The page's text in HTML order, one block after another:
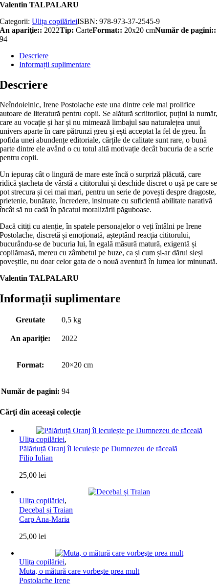
Valentin TALPALARU
Categorii:Ulița copilărieiISBN:978-973-37-2545-9
An apariţie:: 2022Tip: CarteFormat:: 20x20 cmNumăr de pagini::
94
Descriere
Informații suplimentare
Descriere
Neîndoielnic, Irene Postolache este una dintre cele mai prolifice
autoare de literatură pentru copii. Se alătură scriitorilor, puțini la număr,
care au vocație și har și nu mimează limbajul sau naturalețea unui
univers aparte în care pătrunzi greu și ești acceptat la fel de greu. În
pofida unei abundențe editoriale, cărțile de calitate sunt rare, o bună
parte dintre ele având o cu totul altă motivație decât bucuria de a scrie
pentru copii.
Un iepuraș cât o lingură de mare este încă o surpriză plăcută, care
ridică ștacheta de vârstă a cititorului și deschide discret o ușă pe care se
pot strecura și cei mai mari, pentru un serie de povești despre dragoste,
prietenie, bunătate, încredere, insinuate cu suficientă abilitate narativă
încât să nu cadă în păcatul moralizării păguboase.
Dacă citiți cu atenție, în spatele personajelor o veți întâlni pe Irene
Postolache, discretă și emoționată, așteptând reacția cititorului,
bucurându-se de bucuria lui, în egală măsură matură, exigentă și
copilăroasă, mereu cu zâmbetul pe buze, ca și cum și-ar dărui sieși
poveștile, nu doar celor gata de o nouă aventură în lumea lor minunată.
Valentin TALPALARU
Informații suplimentare
Greutate 0,5 kg
An apariţie: 2022
Format: 20×20 cm
Număr de pagini: 94
Cărţi din aceeaşi colecţie
Ulița copilăriei,
Pălăriuță Oranj îl lecuiește pe Dumnezeu de răceală
Filip Iulian
25,00lei
Ulița copilăriei,
Decebal și Traian
Carp Ana-Maria
25,00lei
Ulița copilăriei,
Muta, o mătură care vorbeşte prea mult
Postolache Irene